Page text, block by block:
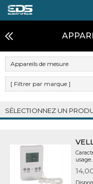
Appareils de mesure
[ Filtrer par marque ]